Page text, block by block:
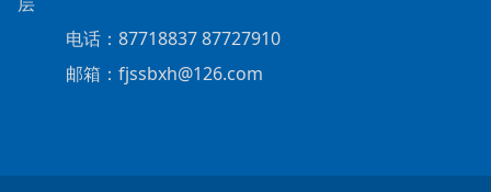
电话：87718837 87727910
邮箱：fjssbxh@126.com